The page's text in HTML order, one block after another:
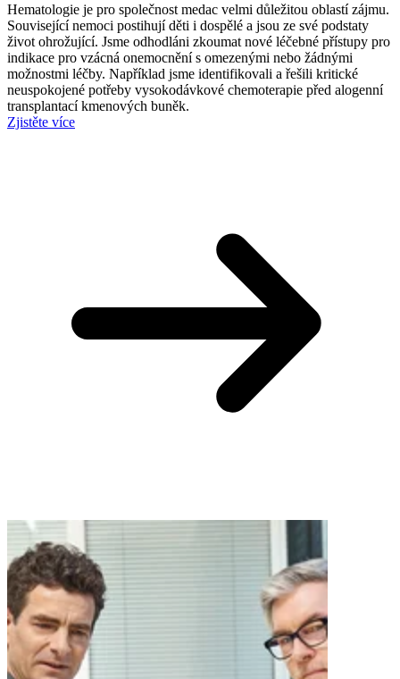
Hematologie je pro společnost medac velmi důležitou oblastí zájmu.
Související nemoci postihují děti i dospělé a jsou ze své podstaty
život ohrožující. Jsme odhodláni zkoumat nové léčebné přístupy pro
indikace pro vzácná onemocnění s omezenými nebo žádnými
možnostmi léčby. Například jsme identifikovali a řešili kritické
neuspokojené potřeby vysokodávkové chemoterapie před alogenní
transplantací kmenových buněk.
Zjistěte více